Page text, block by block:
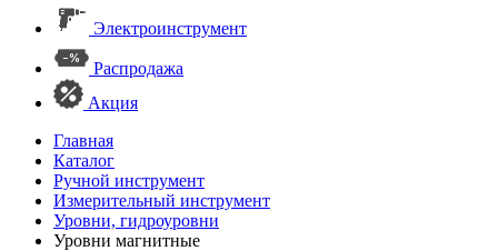
Электроинструмент
Распродажа
Акция
Главная
Каталог
Ручной инструмент
Измерительный инструмент
Уровни, гидроуровни
Уровни магнитные